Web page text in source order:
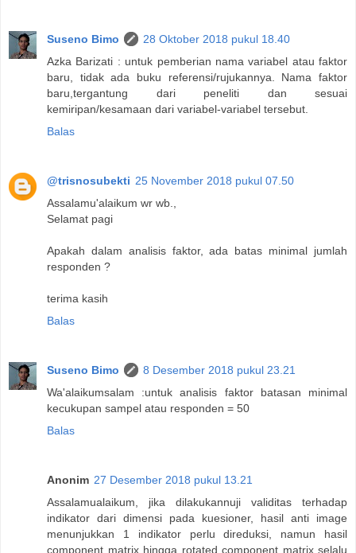
Suseno Bimo
28 Oktober 2018 pukul 18.40
Azka Barizati : untuk pemberian nama variabel atau faktor
baru, tidak ada buku referensi/rujukannya. Nama faktor
baru,tergantung dari peneliti dan sesuai
kemiripan/kesamaan dari variabel-variabel tersebut.
Balas
@trisnosubekti 25 November 2018 pukul 07.50
Assalamu'alaikum wr wb.,
Selamat pagi
Apakah dalam analisis faktor, ada batas minimal jumlah
responden ?
terima kasih
Balas
Suseno Bimo
8 Desember 2018 pukul 23.21
Wa'alaikumsalam :untuk analisis faktor batasan minimal
kecukupan sampel atau responden = 50
Balas
Anonim 27 Desember 2018 pukul 13.21
Assalamualaikum, jika dilakukannuji validitas terhadap
indikator dari dimensi pada kuesioner, hasil anti image
menunjukkan 1 indikator perlu direduksi, namun hasil
component matrix hingga rotated component matrix selalu